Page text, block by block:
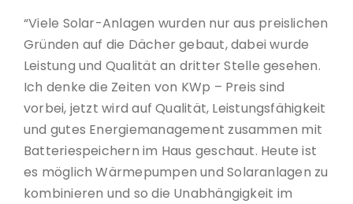
“Viele Solar-Anlagen wurden nur aus preislichen
Gründen auf die Dächer gebaut, dabei wurde
Leistung und Qualität an dritter Stelle gesehen.
Ich denke die Zeiten von KWp – Preis sind
vorbei, jetzt wird auf Qualität, Leistungsfähigkeit
und gutes Energiemanagement zusammen mit
Batteriespeichern im Haus geschaut. Heute ist
es möglich Wärmepumpen und Solaranlagen zu
kombinieren und so die Unabhängigkeit im